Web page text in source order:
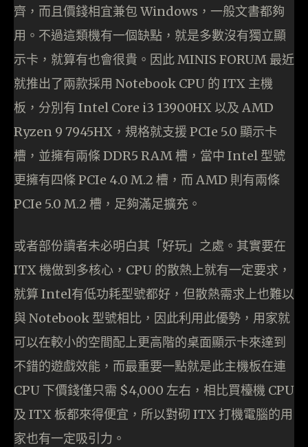
齊，而且價錢相宜兼包 Windows，一般文書都夠
用。不過這類機有一個缺點，就是多數沒有獨立顯
示卡，就算有也會很貴。因此 MINIS FORUM 最近
就推出了兩款採用 Notebook CPU 的 ITX 主機
板，分別有 Intel Core i3 13900HX 以及 AMD
Ryzen 9 7945HX，規格就支援 PCIe 5.0 顯示卡
槽，並擁有兩條 DDR5 RAM 槽，當中 Intel 型號
更擁有四條 PCIe 4.0 M.2 槽，而 AMD 則有兩條
PCIe 5.0 M.2 槽，足夠滿足擴充。
或者部份讀者未必明白其「好玩」之處。其實要在
ITX 機做到多核心，CPU 的散熱上就有一定要求，
就算 Intel有低功耗型號都好，但散熱需求上也難以
與 Notebook 型號相比，因此利用此優勢，用家就
可以在較小的空間配上更高階的桌面顯示卡來達到
不錯的遊戲效能，而最重要一點就是此主機板在連
CPU 下價錢僅只需 $4,000 左右，相比買檯機 CPU
及 ITX 板都來得便宜，所以對砌 ITX 打機電腦的用
家也有一定吸引力。